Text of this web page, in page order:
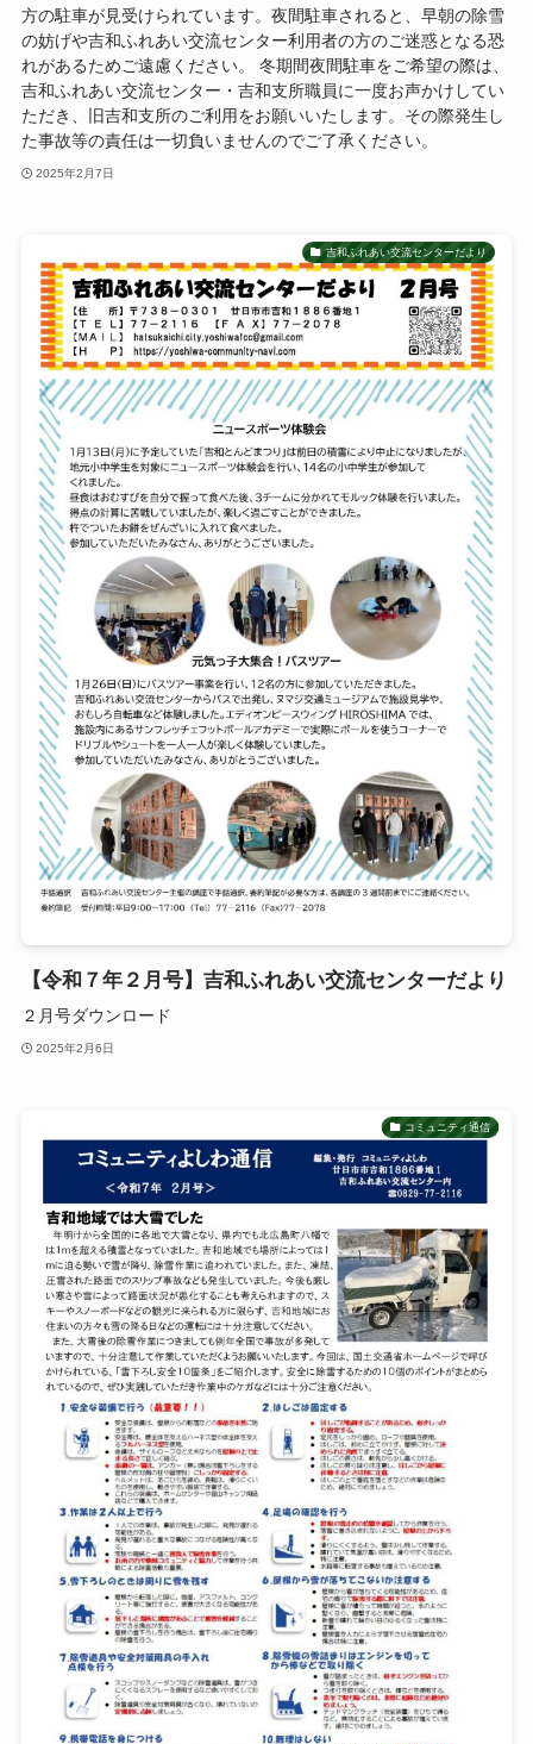
方の駐車が見受けられています。夜間駐車されると、早朝の除雪
の妨げや吉和ふれあい交流センター利用者の方のご迷惑となる恐
れがあるためご遠慮ください。 冬期間夜間駐車をご希望の際は、
吉和ふれあい交流センター・吉和支所職員に一度お声かけしてい
ただき、旧吉和支所のご利用をお願いいたします。その際発生し
た事故等の責任は一切負いませんのでご了承ください。
2025年2月7日
吉和ふれあい交流センターだより
【令和７年２月号】吉和ふれあい交流センターだより
２月号ダウンロード
2025年2月6日
コミュニティ通信